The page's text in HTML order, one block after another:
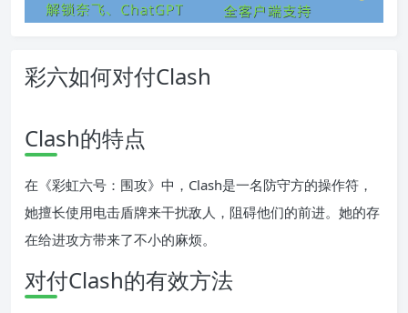
彩六如何对付Clash
Clash的特点
在《彩虹六号：围攻》中，Clash是一名防守方的操作符，
她擅长使用电击盾牌来干扰敌人，阻碍他们的前进。她的存
在给进攻方带来了不小的麻烦。
对付Clash的有效方法